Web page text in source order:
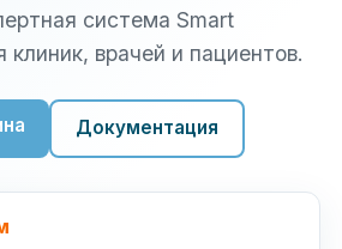
система Smart
врачей и пациентов.
Документация